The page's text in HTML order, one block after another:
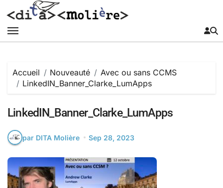
au
contenu
Accueil Nouveauté
Avec ou sans CCMS
LinkedIN_Banner_Clarke_LumApps
LinkedIN_Banner_Clarke_LumApps
par DITA Molière Sep 28, 2023